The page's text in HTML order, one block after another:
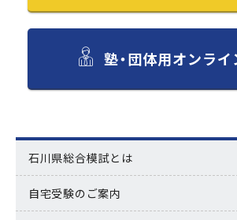
塾・団体用オンラ
石川県総合模試とは
自宅受験のご案内